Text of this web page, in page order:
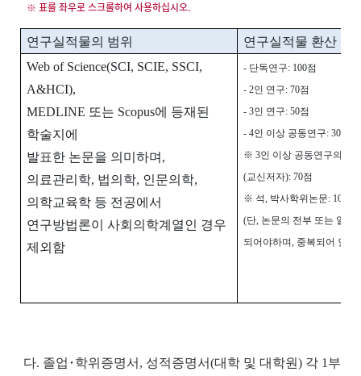
연구실적물의 범위
연구실적물 환산 점
Web of Science(SCI, SCIE, SSCI,
A&HCI),
MEDLINE 또는 Scopus에 등재된
학술지에
발표한 논문을 의미하며 ,
의료관리학, 법의학, 인문의학,
의학교육학 등 전공에서
연구방법론이 사회의학계열인 경우
제외함
- 단독연구: 100점
- 2인 연구: 70점
- 3인 연구: 50점
- 4인 이상 공동연구: 30점
※ 3인 이상 공동연구의 제
(교신저자): 70점
※ 석, 박사학위논문: 100
(단, 논문의 전부 또는 일부
되어야하며, 중복되어 인정
다. 졸업 ･학위증명서 , 성적증명서(대학 및 대학원) 각 1 부